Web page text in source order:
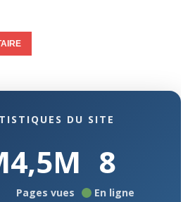
DU SITE
4,5M
Pages vues
8
En ligne